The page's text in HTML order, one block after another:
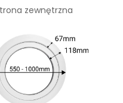
zewnętrzna